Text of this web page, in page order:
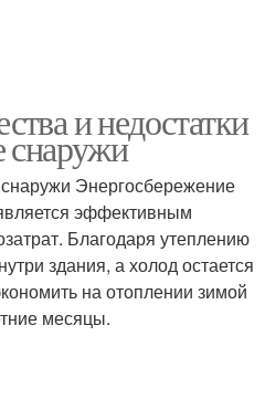
и недостатки
снаружи
Энергосбережение
эффективным
Благодаря утеплению
здания, а холод остается
на отоплении зимой
месяцы.